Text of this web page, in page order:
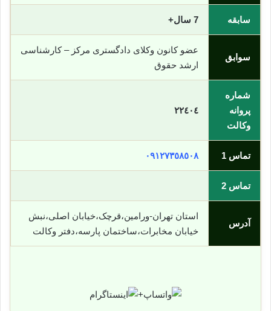
سابقه 7 سال+
سوابق
عضو کانون وکلای دادگستری مرکز – کارشناسی
ارشد حقوق
شماره
پروانه
وکالت
٢٢٤٠٤
تماس 1 ٠٩١٢٧٣٥٨٥٠٨
تماس 2
آدرس
استان تهران-ورامین،قرچک،خیابان اصلی،نبش
خیابان مخابرات،ساختمان پارسه،دفتر وکالت
+